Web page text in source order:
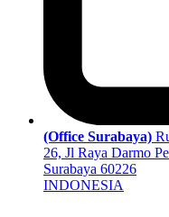
(Office Surabaya)
26, Jl Raya Darmo
Surabaya 60226
INDONESIA